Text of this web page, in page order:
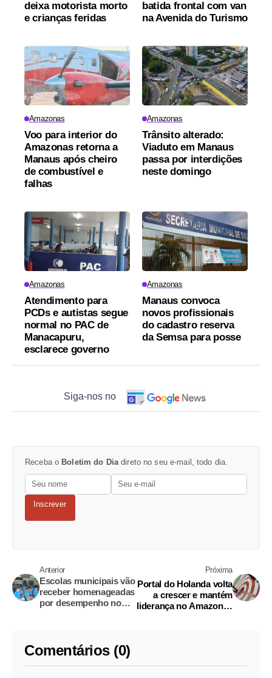
deixa motorista morto
e crianças feridas
batida frontal com van
na Avenida do Turismo
Amazonas
Voo para interior do
Amazonas retorna a
Manaus após cheiro
de combustível e
falhas
Amazonas
Trânsito alterado:
Viaduto em Manaus
passa por interdições
neste domingo
Amazonas
Atendimento para
PCDs e autistas segue
normal no PAC de
Manacapuru,
esclarece governo
Amazonas
Manaus convoca
novos profissionais
do cadastro reserva
da Semsa para posse
Siga-nos no
Receba o Boletim do Diadireto no seu e-mail, todo dia.
Inscrever
Anterior
Escolas municipais vão
receber homenageadas
por desempenho no
Próxima
Portal do Holanda volta
a crescer e mantém
liderança no Amazonas
Comentários (0)